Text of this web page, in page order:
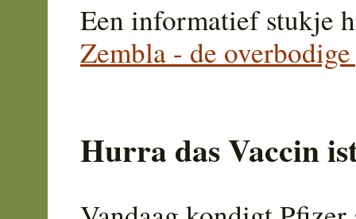
Een informatief stukje
Zembla - de
Hurra das Vaccin